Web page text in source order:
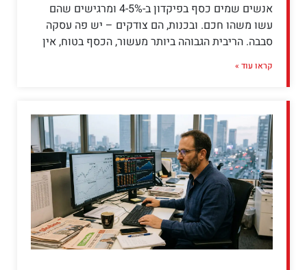
אנשים שמים כסף בפיקדון ב-4-5% ומרגישים שהם
עשו משהו חכם. ובכנות, הם צודקים – יש פה עסקה
סבבה. הריבית הגבוהה ביותר מעשור, הכסף בטוח, אין
קראו עוד »